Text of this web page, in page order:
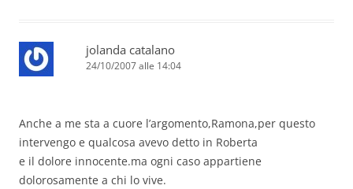
jolanda catalano
24/10/2007 alle 14:04
Anche a me sta a cuore l’argomento,Ramona,per questo
intervengo e qualcosa avevo detto in Roberta
e il dolore innocente.ma ogni caso appartiene
dolorosamente a chi lo vive.